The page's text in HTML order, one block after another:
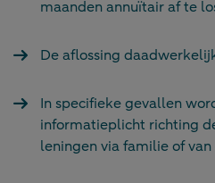
maanden annuïtair af te
De aflossing
In specifieke gevallen
informatieplicht richting
leningen via familie of van